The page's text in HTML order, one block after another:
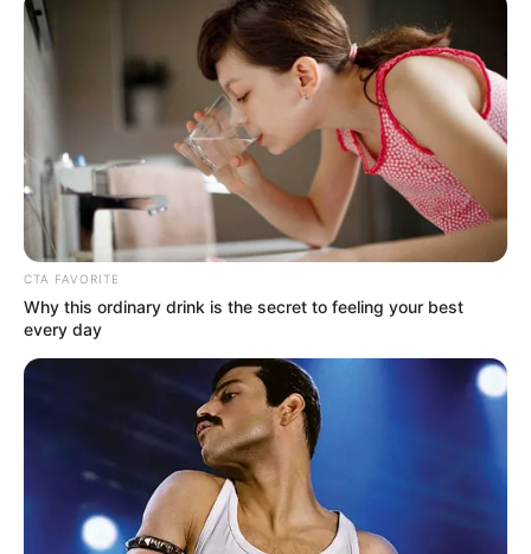
lugar y minutos despuésregresó con gasolina,
habría rociado sobre el cambuche donde se encontraba la
La mujer, de 29 años de edad,
se sumergió en una
quebrada del sectorpara apagar las llamas de su cuerpo
y con ayuda de otros habitantes de calle se desplazó
hasta la sede de la Cruz Roja, desde donde fue trasladada
a un hospital.
Le puede interesar:Por combates en zona rural de
Campamento, estudiantes no pudieron asistir a clases
Añadió la Fiscalía que la víctima permanece en cuidados
con quemaduras en el 60% de la superficie
Entre tanto, el procesado fuecapturado
del lugar de los hechos por servidores de la Policía
Nacional.
CTA FAVORITE
Why this ordinary drink is the secret to feeling your best
every day